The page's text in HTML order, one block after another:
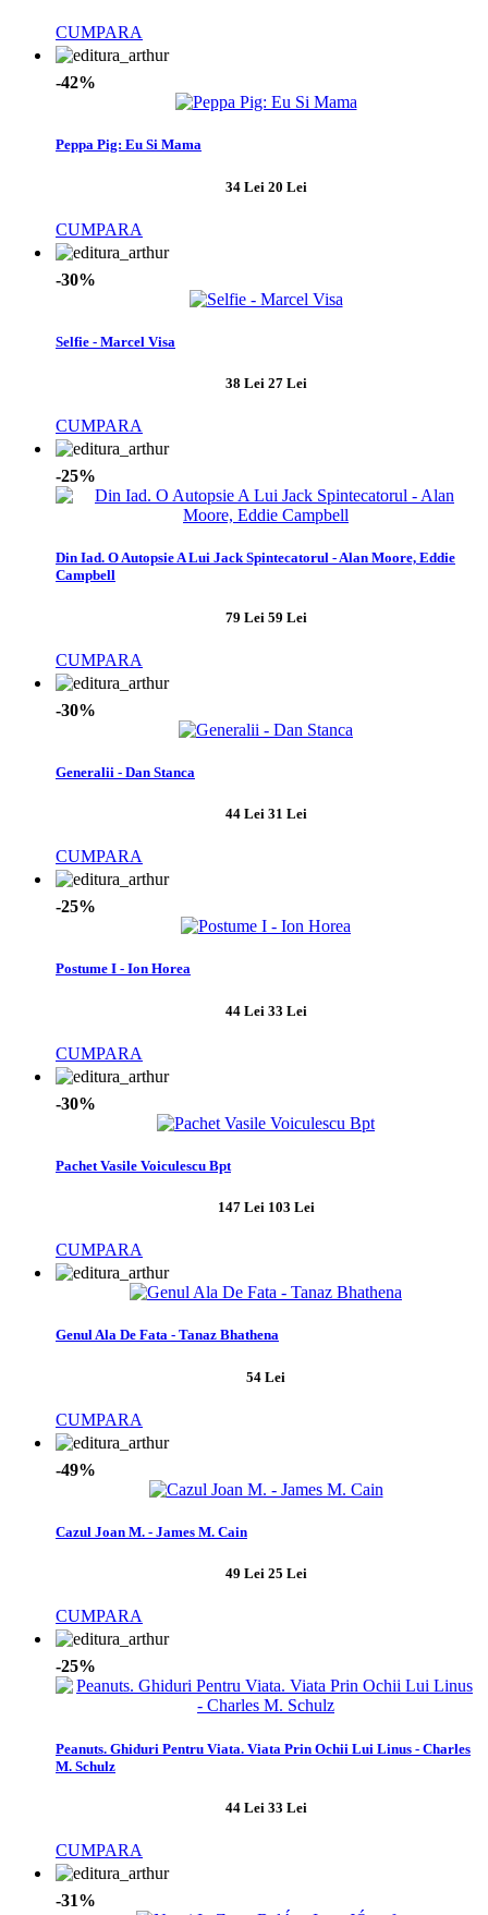
CUMPARA
-42%
Peppa Pig: Eu Si Mama
34 Lei 20 Lei
CUMPARA
-30%
Selfie - Marcel Visa
38 Lei27 Lei
CUMPARA
-25%
Din Iad. O Autopsie A Lui Jack Spintecatorul - Alan Moore, Eddie
Campbell
79 Lei 59 Lei
CUMPARA
-30%
Generalii - Dan Stanca
44 Lei31 Lei
CUMPARA
-25%
Postume I - Ion Horea
44 Lei 33 Lei
CUMPARA
-30%
Pachet Vasile Voiculescu Bpt
147 Lei103 Lei
CUMPARA
Genul Ala De Fata - Tanaz Bhathena
54 Lei
CUMPARA
-49%
Cazul Joan M. - James M. Cain
49 Lei25 Lei
CUMPARA
-25%
Peanuts. Ghiduri Pentru Viata. Viata Prin Ochii Lui Linus - Charles
M. Schulz
44 Lei 33 Lei
CUMPARA
-31%